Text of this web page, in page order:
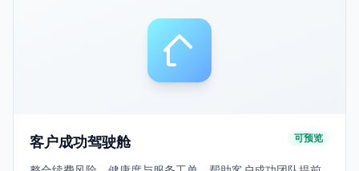
客户成功驾驶舱 可预览